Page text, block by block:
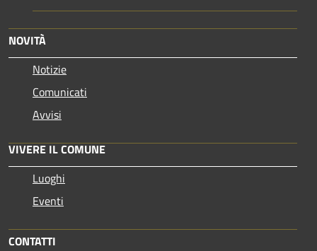
NOVITÀ
Notizie
Comunicati
Avvisi
VIVERE IL COMUNE
Luoghi
Eventi
CONTATTI